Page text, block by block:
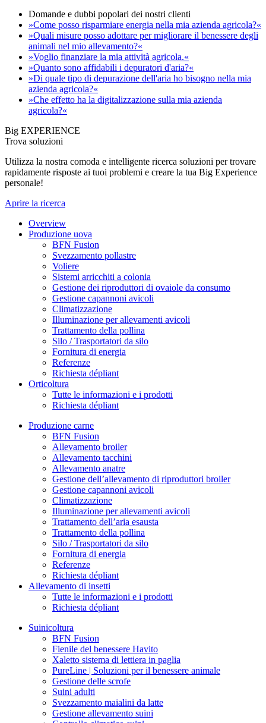
Domande e dubbi popolari dei nostri clienti
»Come posso risparmiare energia nella mia azienda agricola?«
»Quali misure posso adottare per migliorare il benessere degli
animali nel mio allevamento?«
»Voglio finanziare la mia attività agricola.«
»Quanto sono affidabili i depuratori d'aria?«
»Di quale tipo di depurazione dell'aria ho bisogno nella mia
azienda agricola?«
»Che effetto ha la digitalizzazione sulla mia azienda
agricola?«
Big EXPERIENCE
Trova soluzioni
Utilizza la nostra comoda e intelligente ricerca soluzioni per trovare
rapidamente risposte ai tuoi problemi e creare la tua Big Experience
personale!
Aprire la ricerca
Overview
Produzione uova
BFN Fusion
Svezzamento pollastre
Voliere
Sistemi arricchiti a colonia
Gestione dei riproduttori di ovaiole da consumo
Gestione capannoni avicoli
Climatizzazione
Illuminazione per allevamenti avicoli
Trattamento della pollina
Silo / Trasportatori da silo
Fornitura di energia
Referenze
Richiesta dépliant
Orticoltura
Tutte le informazioni e i prodotti
Richiesta dépliant
Produzione carne
BFN Fusion
Allevamento broiler
Allevamento tacchini
Allevamento anatre
Gestione dell’allevamento di riproduttori broiler
Gestione capannoni avicoli
Climatizzazione
Illuminazione per allevamenti avicoli
Trattamento dell’aria esausta
Trattamento della pollina
Silo / Trasportatori da silo
Fornitura di energia
Referenze
Richiesta dépliant
Allevamento di insetti
Tutte le informazioni e i prodotti
Richiesta dépliant
Suinicoltura
BFN Fusion
Fienile del benessere Havito
Xaletto sistema di lettiera in paglia
PureLine | Soluzioni per il benessere animale
Gestione delle scrofe
Suini adulti
Svezzamento maialini da latte
Gestione allevamento suini